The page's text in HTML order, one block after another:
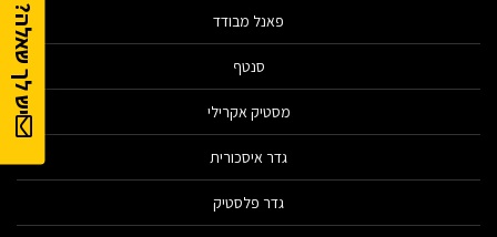
יש לך שאלה? פאנל מבודד
סנטף
מסטיק אקרילי
גדר איסכורית
גדר פלסטיק